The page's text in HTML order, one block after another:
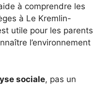
à comprendre les
à Le Kremlin-
utile pour les parents
l’environnement
sociale, pas un